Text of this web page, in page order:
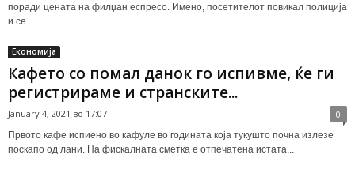
поради цената на филџан еспресо. Имено, посетителот повикал полиција
и се...
Економија
Кафето со помал данок го испивме, ќе ги
регистрираме и странските...
January 4, 2021 во 17:07 0
Првото кафе испиено во кафуле во годината која тукушто почна излезе
поскапо од лани. На фискалната сметка е отпечатена истата...